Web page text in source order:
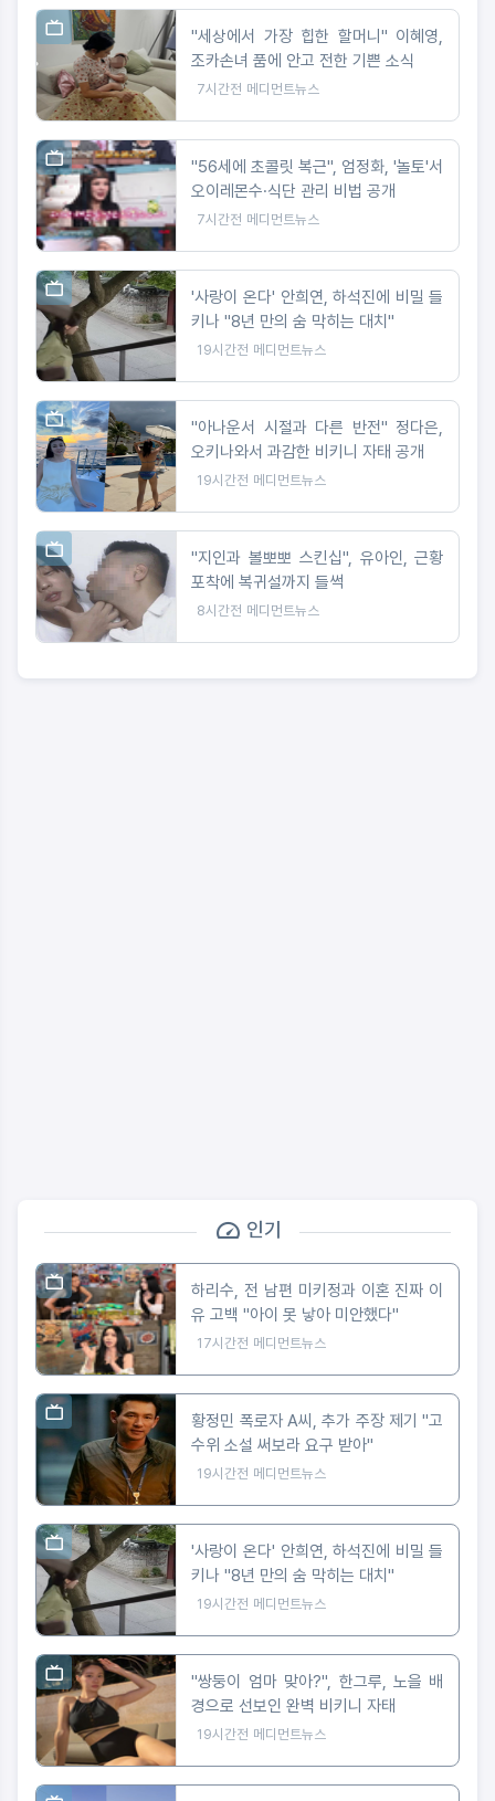
"세상에서 가장 힙한 할머니" 이혜영,
조카손녀 품에 안고 전한 기쁜 소식
7시간전 메디먼트뉴스
"56세에 초콜릿 복근", 엄정화, '놀토'서
오이레몬수·식단 관리 비법 공개
7시간전 메디먼트뉴스
'사랑이 온다' 안희연, 하석진에 비밀 들
키나 "8년 만의 숨 막히는 대치"
19시간전 메디먼트뉴스
"아나운서 시절과 다른 반전" 정다은,
오키나와서 과감한 비키니 자태 공개
19시간전 메디먼트뉴스
"지인과 볼뽀뽀 스킨십", 유아인, 근황
포착에 복귀설까지 들썩
8시간전 메디먼트뉴스
인기
하리수, 전 남편 미키정과 이혼 진짜 이
유 고백 "아이 못 낳아 미안했다"
17시간전 메디먼트뉴스
황정민 폭로자 A씨, 추가 주장 제기 "고
수위 소설 써보라 요구 받아"
19시간전 메디먼트뉴스
'사랑이 온다' 안희연, 하석진에 비밀 들
키나 "8년 만의 숨 막히는 대치"
19시간전 메디먼트뉴스
"쌍둥이 엄마 맞아?", 한그루, 노을 배
경으로 선보인 완벽 비키니 자태
19시간전 메디먼트뉴스